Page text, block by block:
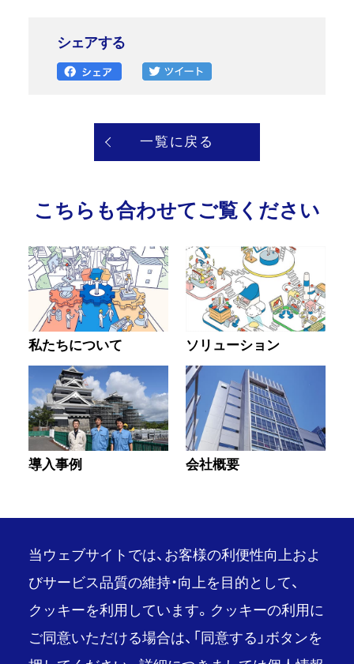
シェアする
一覧に戻る
こちらも合わせてご覧ください
私たちについて ソリューション
導入事例 会社概要
推奨環境 ご利用条件
当ウェブサイトでは、お客様の利便性向上およ
びサービス品質の維持・向上を目的として、
クッキーを利用しています。クッキーの利用に
ご同意いただける場合は、「同意する」ボタンを